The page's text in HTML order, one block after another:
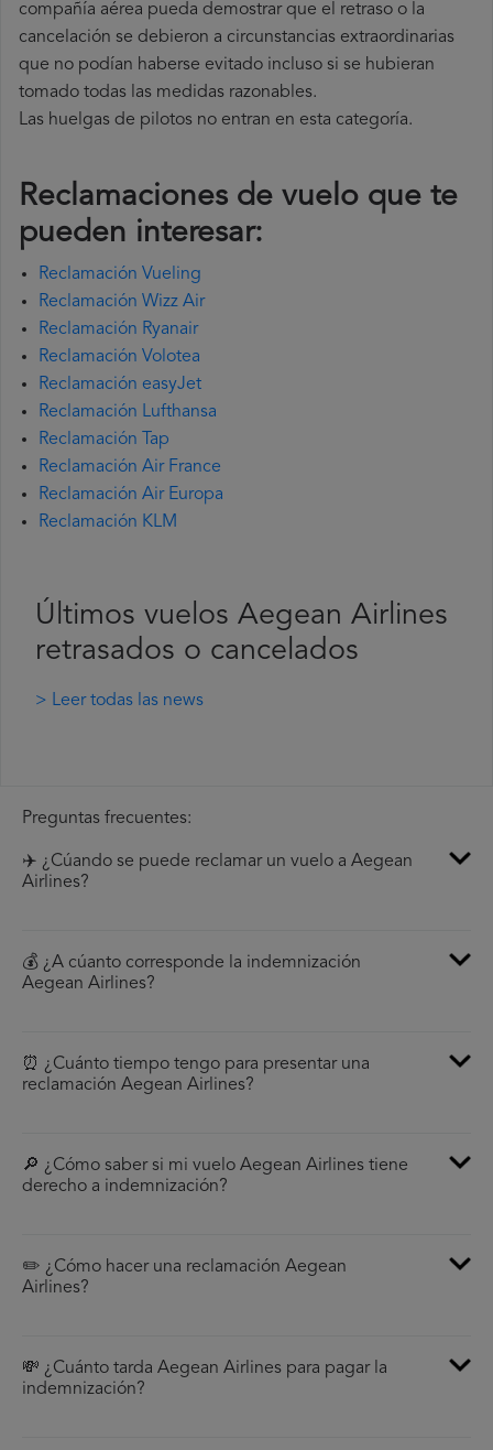
compañía aérea pueda demostrar que el retraso o la
cancelación se debieron a circunstancias extraordinarias
que no podían haberse evitado incluso si se hubieran
tomado todas las medidas razonables.
Las huelgas de pilotos no entran en esta categoría.
Reclamaciones de vuelo que te
pueden interesar:
Reclamación Vueling
Reclamación Wizz Air
Reclamación Ryanair
Reclamación Volotea
Reclamación easyJet
Reclamación Lufthansa
Reclamación Tap
Reclamación Air France
Reclamación Air Europa
Reclamación KLM
Últimos vuelos Aegean Airlines
retrasados o cancelados
> Leer todas las news
Preguntas frecuentes:
✈️ ¿Cúando se puede reclamar un vuelo a Aegean
Airlines?
💰 ¿A cúanto corresponde la indemnización
Aegean Airlines?
⏰ ¿Cuánto tiempo tengo para presentar una
reclamación Aegean Airlines?
🔎 ¿Cómo saber si mi vuelo Aegean Airlines tiene
derecho a indemnización?
✏️ ¿Cómo hacer una reclamación Aegean
Airlines?
💸 ¿Cuánto tarda Aegean Airlines para pagar la
indemnización?